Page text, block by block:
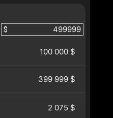
$
100 000 $
399 999 $
2 075 $